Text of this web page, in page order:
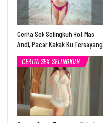
Cerita Sek Selingkuh Hot Mas
Andi, Pacar Kakak Ku Tersayang
CERITA SEX SELINGKUH